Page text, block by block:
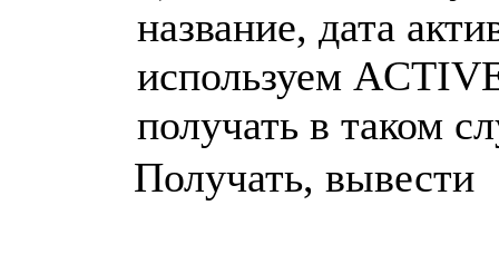
название, дата
используем
получать в таком
Получать, вывести